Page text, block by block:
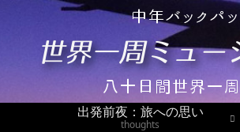
出発前夜：旅への思い
thoughts